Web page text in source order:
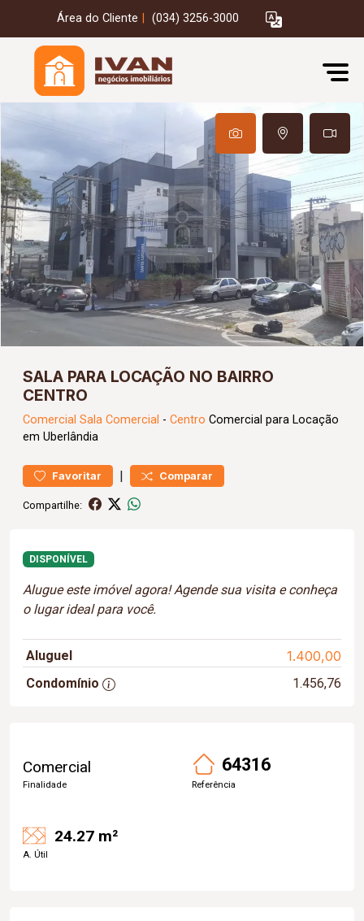
Área do Cliente (034) 3256-3000
SALA PARA LOCAÇÃO NO BAIRRO
CENTRO
Comercial Sala Comercial - Centro Comercial para Locação
em Uberlândia
Favoritar | Comparar
Compartilhe:
DISPONÍVEL
Alugue este imóvel agora! Agende sua visita e conheça
o lugar ideal para você.
Aluguel 1.400,00
Condomínio 1.456,76
Comercial
Finalidade
64316
Referência
24.27 m²
A. Útil